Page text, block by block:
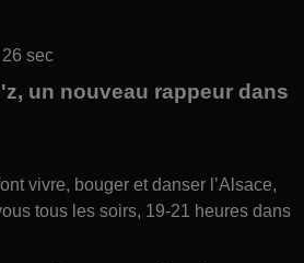
sec
un nouveau rappeur dans
vivre, bouger et danser l’Alsace,
tous les soirs, 19-21 heures dans